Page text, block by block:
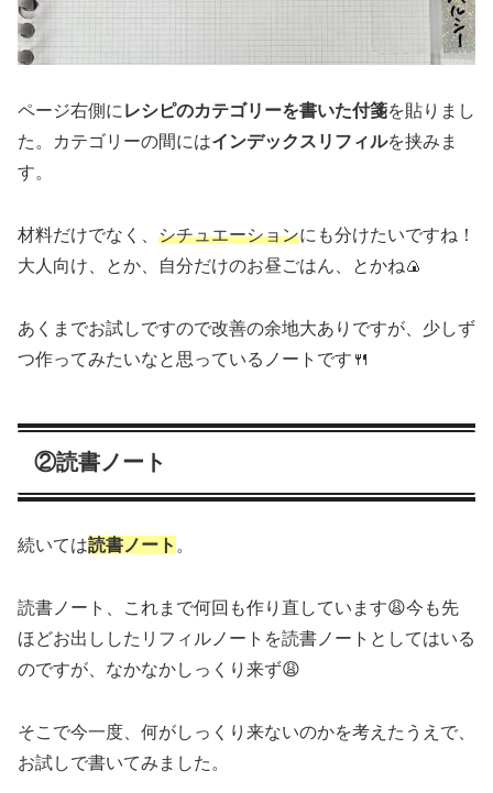
ページ右側にレシピのカテゴリーを書いた付箋を貼りまし
た。カテゴリーの間にはインデックスリフィルを挟みま
す。
材料だけでなく、 シチュエーションにも分けたいですね！
大人向け、とか、自分だけのお昼ごはん、とかね🍙
あくまでお試しですので改善の余地大ありですが、少しず
つ作ってみたいなと思っているノートです🍴
②読書ノート
続いては読書ノート 。
読書ノート、これまで何回も作り直しています😩今も先
ほどお出ししたリフィルノートを読書ノートとしてはいる
のですが、なかなかしっくり来ず😩
そこで今一度、何がしっくり来ないのかを考えたうえで、
お試しで書いてみました。